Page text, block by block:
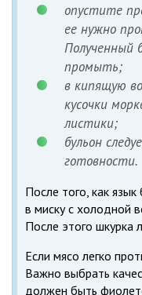
опустите
ее нужно
Полученный
промыть;
в кипящую
кусочки
листики;
бульон
готовности.
После того, как
в миску с холодной
После этого шкурка
Если мясо легко
Важно выбрать
должен быть